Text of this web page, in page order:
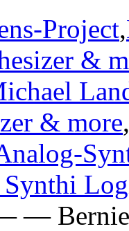
Project,
&
& more,
— Bernie